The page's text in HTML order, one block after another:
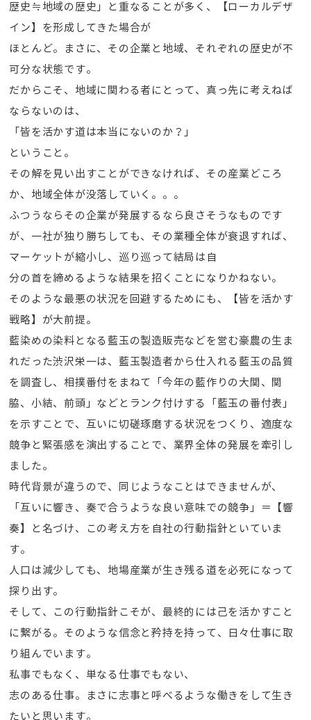
歴史≒地域の歴史」と重なることが多く、【ローカルデザ
イン】を形成してきた場合が
ほとんど。まさに、その企業と地域、それぞれの歴史が不
可分な状態です。
だからこそ、地域に関わる者にとって、真っ先に考えねば
ならないのは、
「皆を活かす道は本当にないのか？」
ということ。
その解を見い出すことができなければ、その産業どころ
か、地域全体が没落していく。。。
ふつうならその企業が発展するなら良さそうなものです
が、一社が独り勝ちしても、その業種全体が衰退すれば、
マーケットが縮小し、巡り巡って結局は自
分の首を締めるような結果を招くことになりかねない。
そのような最悪の状況を回避するためにも、【皆を活かす
戦略】が大前提。
藍染めの染料となる藍玉の製造販売などを営む豪農の生ま
れだった渋沢栄一は、藍玉製造者から仕入れる藍玉の品質
を調査し、相撲番付をまねて「今年の藍作りの大関、関
脇、小結、前頭」などとランク付けする「藍玉の番付表」
を示すことで、互いに切磋琢磨する状況をつくり、適度な
競争と緊張感を演出することで、業界全体の発展を牽引し
ました。
時代背景が違うので、同じようなことはできませんが、
「互いに響き、奏で合うような良い意味での競争」＝【響
奏】と名づけ、この考え方を自社の行動指針といていま
す。
人口は減少しても、地場産業が生き残る道を必死になって
探り出す。
そして、この行動指針こそが、最終的には己を活かすこと
に繋がる。そのような信念と矜持を持って、日々仕事に取
り組んでいます。
私事でもなく、単なる仕事でもない、
志のある仕事。まさに志事と呼べるような働きをして生き
たいと思います。